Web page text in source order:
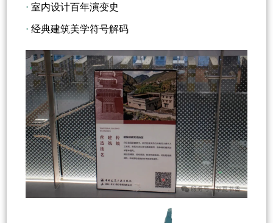
· 室内设计百年演变史
· 经典建筑美学符号解码